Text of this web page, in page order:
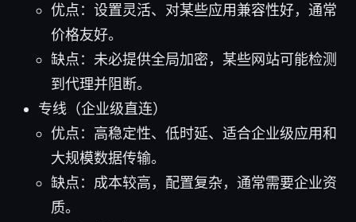
优点：设置灵活、对某些应用兼容性好，通常
价格友好。
缺点：未必提供全局加密，某些网站可能检测
到代理并阻断。
专线（企业级直连）
优点：高稳定性、低时延、适合企业级应用和
大规模数据传输。
缺点：成本较高，配置复杂，通常需要企业资
质。